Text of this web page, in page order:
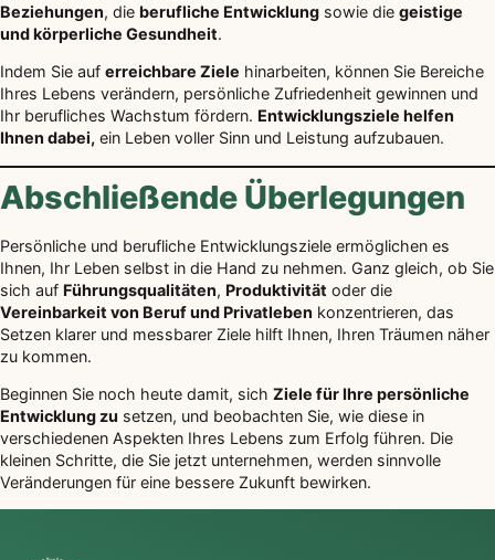
Beziehungen, die berufliche Entwicklung sowie die geistige
und körperliche Gesundheit.
Indem Sie auf erreichbare Ziele hinarbeiten, können Sie Bereiche
Ihres Lebens verändern, persönliche Zufriedenheit gewinnen und
Ihr berufliches Wachstum fördern. Entwicklungsziele helfen
Ihnen dabei, ein Leben voller Sinn und Leistung aufzubauen.
Abschließende Überlegungen
Persönliche und berufliche Entwicklungsziele ermöglichen es
Ihnen, Ihr Leben selbst in die Hand zu nehmen. Ganz gleich, ob Sie
sich auf Führungsqualitäten, Produktivität oder die
Vereinbarkeit von Beruf und Privatleben konzentrieren, das
Setzen klarer und messbarer Ziele hilft Ihnen, Ihren Träumen näher
zu kommen.
Beginnen Sie noch heute damit, sich Ziele für Ihre persönliche
Entwicklung zu setzen, und beobachten Sie, wie diese in
verschiedenen Aspekten Ihres Lebens zum Erfolg führen. Die
kleinen Schritte, die Sie jetzt unternehmen, werden sinnvolle
Veränderungen für eine bessere Zukunft bewirken.